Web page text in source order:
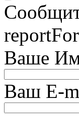
Ваше
Ваш E-